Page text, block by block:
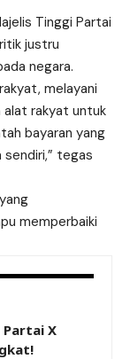
Tinggi Partai
justru
negara.
melayani
alat rakyat untuk
bayaran yang
tegas
memperbaiki
Partai X